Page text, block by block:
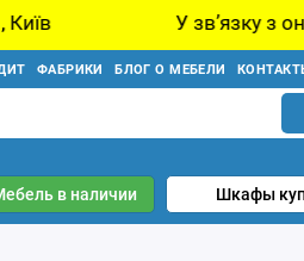
У звʼязку з оновленням
ФАБРИКИ БЛОГ О МЕБЕЛИ
в наличии Шкафы